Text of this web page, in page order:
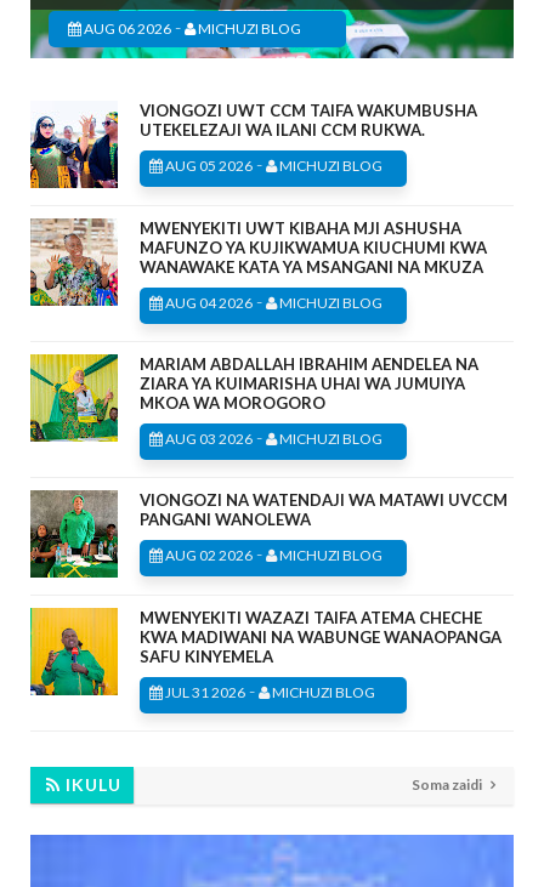
AUG 06 2026 - MICHUZI BLOG
VIONGOZI UWT CCM TAIFA WAKUMBUSHA
UTEKELEZAJI WA ILANI CCM RUKWA.
AUG 05 2026 - MICHUZI BLOG
MWENYEKITI UWT KIBAHA MJI ASHUSHA
MAFUNZO YA KUJIKWAMUA KIUCHUMI KWA
WANAWAKE KATA YA MSANGANI NA MKUZA
AUG 04 2026 - MICHUZI BLOG
MARIAM ABDALLAH IBRAHIM AENDELEA NA
ZIARA YA KUIMARISHA UHAI WA JUMUIYA
MKOA WA MOROGORO
AUG 03 2026 - MICHUZI BLOG
VIONGOZI NA WATENDAJI WA MATAWI UVCCM
PANGANI WANOLEWA
AUG 02 2026 - MICHUZI BLOG
MWENYEKITI WAZAZI TAIFA ATEMA CHECHE
KWA MADIWANI NA WABUNGE WANAOPANGA
SAFU KINYEMELA
JUL 31 2026 - MICHUZI BLOG
IKULU Soma zaidi